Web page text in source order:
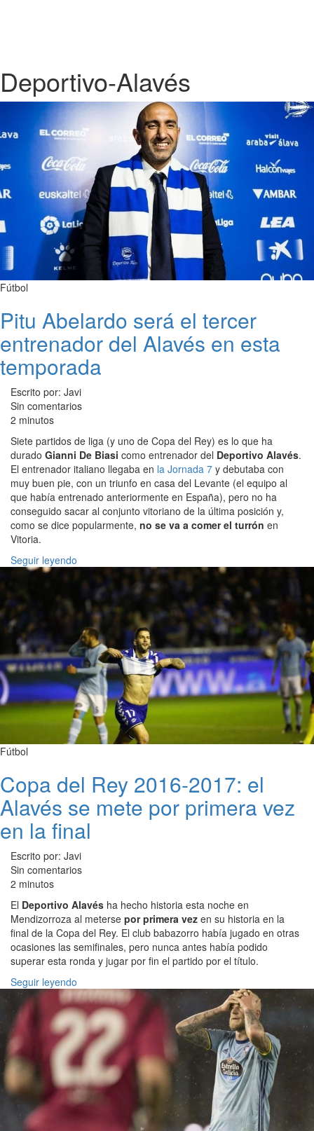
Deportivo-Alavés
Fútbol
Pitu Abelardo será el tercer
entrenador del Alavés en esta
temporada
Escrito por: Javi
Sin comentarios
2 minutos
Siete partidos de liga (y uno de Copa del Rey) es lo que ha
durado Gianni De Biasi como entrenador del Deportivo Alavés.
El entrenador italiano llegaba en la Jornada 7 y debutaba con
muy buen pie, con un triunfo en casa del Levante (el equipo al
que había entrenado anteriormente en España), pero no ha
conseguido sacar al conjunto vitoriano de la última posición y,
como se dice popularmente, no se va a comer el turrón en
Vitoria.
Seguir leyendo
Fútbol
Copa del Rey 2016-2017: el
Alavés se mete por primera vez
en la final
Escrito por: Javi
Sin comentarios
2 minutos
El Deportivo Alavés ha hecho historia esta noche en
Mendizorroza al meterse por primera vez en su historia en la
final de la Copa del Rey. El club babazorro había jugado en otras
ocasiones las semifinales, pero nunca antes había podido
superar esta ronda y jugar por fin el partido por el título.
Seguir leyendo